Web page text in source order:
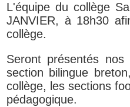
L'équipe du collège
JANVIER, à 18h30
collège.
Seront présentés
section bilingue
collège, les sections
pédagogique.